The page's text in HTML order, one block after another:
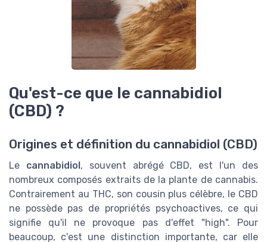
Qu'est-ce que le cannabidiol
(CBD) ?
Origines et définition du cannabidiol (CBD)
Le cannabidiol , souvent abrégé CBD, est l'un des
nombreux composés extraits de la plante de cannabis.
Contrairement au THC, son cousin plus célèbre, le CBD
ne possède pas de propriétés psychoactives, ce qui
signifie qu'il ne provoque pas d'effet "high". Pour
beaucoup, c'est une distinction importante, car elle